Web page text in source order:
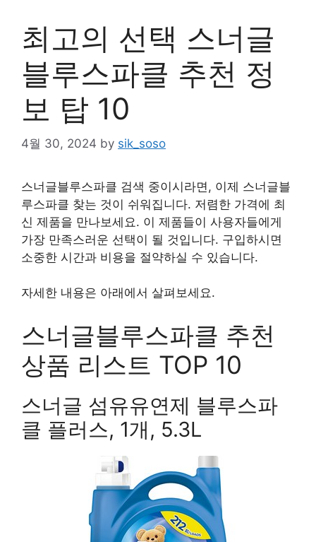
최고의 선택 스너글
블루스파클 추천 정
보 탑 10
4월 30, 2024 by sik_soso
스너글블루스파클 검색 중이시라면, 이제 스너글블
루스파클 찾는 것이 쉬워집니다. 저렴한 가격에 최
신 제품을 만나보세요. 이 제품들이 사용자들에게
가장 만족스러운 선택이 될 것입니다. 구입하시면
소중한 시간과 비용을 절약하실 수 있습니다.
자세한 내용은 아래에서 살펴보세요.
스너글블루스파클 추천
상품 리스트 TOP 10
스너글 섬유유연제 블루스파
클 플러스, 1개, 5.3L